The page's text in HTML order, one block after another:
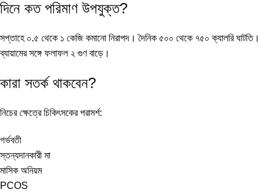
দিনে কত পরিমাণ উপযুক্ত?
সপ্তাহে ০.৫ থেকে ১ কেজি কমানো নিরাপদ। দৈনিক ৫০০ থেকে ৭৫০ ক্যালরি ঘাটতি।
ব্যায়ামের সঙ্গে ফলাফল ২ গুণ বাড়ে।
কারা সতর্ক থাকবেন?
নিচের ক্ষেত্রে চিকিৎসকের পরামর্শ:
গর্ভবতী
স্তন্যদানকারী মা
মাসিক অনিয়ম
PCOS